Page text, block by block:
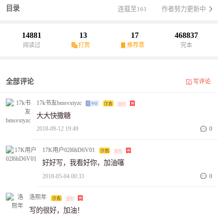
一次爱上，一世情缘。一段记忆，一份执念，一心守候。
目录 连载至161 作者努力更新中
14881
阅读过
13
打赏
17
推荐票
468837
完本
全部评论 写评论
17k书友bmsvxtyzc
大大快撒糖
2018-09-12 19:49 0
17K用户02l6hD6V01
好好写，我看好你，加油噻
2018-05-04 00:33 0
洛熙年
写的很好，加油！